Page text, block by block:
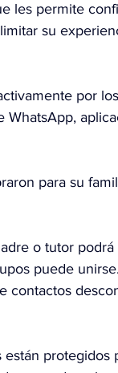
les permite
su
por
para su
o tutor
puede
contactos
protegidos